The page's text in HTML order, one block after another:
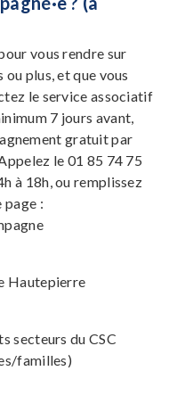
vous rendre sur
ou plus, et que vous
le service associatif
7 jours avant,
gratuit par
le 01 85 74 75
à 18h, ou remplissez
:
Hautepierre
secteurs du CSC
familles)